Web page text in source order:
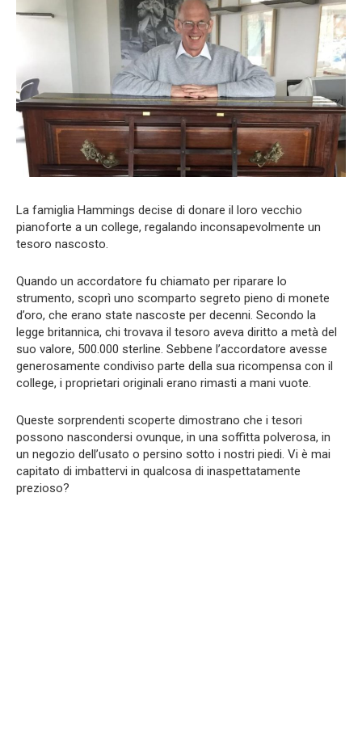
La famiglia Hammings decise di donare il loro vecchio
pianoforte a un college, regalando inconsapevolmente un
tesoro nascosto.
Quando un accordatore fu chiamato per riparare lo
strumento, scoprì uno scomparto segreto pieno di monete
d’oro, che erano state nascoste per decenni. Secondo la
legge britannica, chi trovava il tesoro aveva diritto a metà del
suo valore, 500.000 sterline. Sebbene l’accordatore avesse
generosamente condiviso parte della sua ricompensa con il
college, i proprietari originali erano rimasti a mani vuote.
Queste sorprendenti scoperte dimostrano che i tesori
possono nascondersi ovunque, in una soffitta polverosa, in
un negozio dell’usato o persino sotto i nostri piedi. Vi è mai
capitato di imbattervi in qualcosa di inaspettatamente
prezioso?